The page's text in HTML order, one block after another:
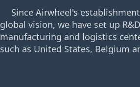
Since Airwheel's
global vision, we have set up
manufacturing and logistics
such as United States, Belgium